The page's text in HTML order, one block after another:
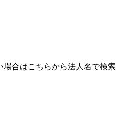
場合はこちらから法人名で検索